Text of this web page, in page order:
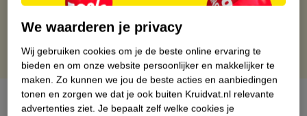
Over dit product
We waarderen je privacy
Wij gebruiken cookies om je de beste online ervaring te
bieden en om onze website persoonlijker en makkelijker te
maken. Zo kunnen we jou de beste acties en aanbiedingen
tonen en zorgen we dat je ook buiten Kruidvat.nl relevante
advertenties ziet. Je bepaalt zelf welke cookies je